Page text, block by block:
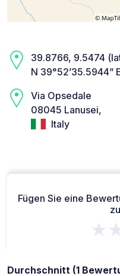
39.8766, 9.5474
N 39°52’35.5944”
Via Opsedale
08045 Lanusei,
Italy
Fügen Sie eine
Durchschnitt (1